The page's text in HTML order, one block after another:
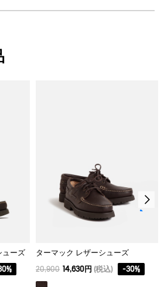
ンレザー牛革100%、裏地:豚床革、アウト
ューズ
%
ターマック レザーシューズ
20,900 14,630円 (税込) -30%